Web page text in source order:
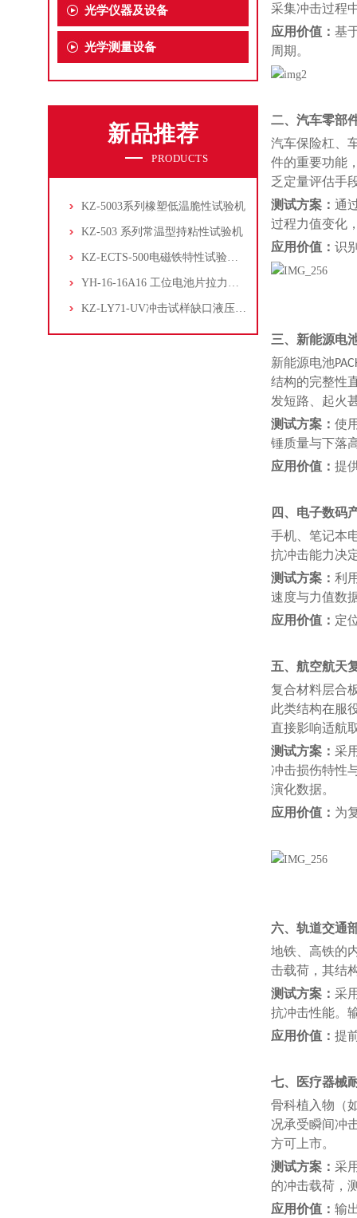
光学仪器及设备
光学测量设备
新品推荐
PRODUCTS
KZ-5003系列橡塑低温脆性试验机
KZ-503 系列常温型持粘性试验机
KZ-ECTS-500电磁铁特性试验系统
YH-16-16A16 工位电池片拉力试验机
KZ-LY71-UV冲击试样缺口液压拉床
采集冲击过程
应用价值： 基
周期。
二、汽车零部
汽车保险杠、
件的重要功能
乏定量评估手
测试方案： 通
过程力值变化
应用价值： 识
三、新能源电
新能源电池
结构的完整性
发短路、起火
测试方案： 使
锤质量与下落
应用价值： 提
四、电子数码
手机、笔记本
抗冲击能力决
测试方案： 利
速度与力值数
应用价值： 定
五、航空航天
复合材料层合
此类结构在服
直接影响适航
测试方案： 采
冲击损伤特性
演化数据。
应用价值： 为
六、轨道交通
地铁、高铁的
击载荷，其结
测试方案： 采
抗冲击性能。
应用价值： 提
七、医疗器械
骨科植入物（
况承受瞬间冲
方可上市。
测试方案： 采
的冲击载荷，
应用价值： 输